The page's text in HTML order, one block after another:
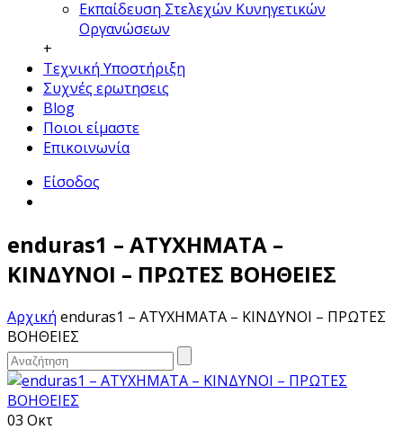
Εκπαίδευση Στελεχών Κυνηγετικών
Οργανώσεων
+
Τεχνική Υποστήριξη
Συχνές ερωτησεις
Blog
Ποιοι είμαστε
Επικοινωνία
Είσοδος
enduras1 – ΑΤΥΧΗΜΑΤΑ –
ΚΙΝΔΥΝΟΙ – ΠΡΩΤΕΣ ΒΟΗΘΕΙΕΣ
Αρχική enduras1 – ΑΤΥΧΗΜΑΤΑ – ΚΙΝΔΥΝΟΙ – ΠΡΩΤΕΣ
ΒΟΗΘΕΙΕΣ
03 Οκτ